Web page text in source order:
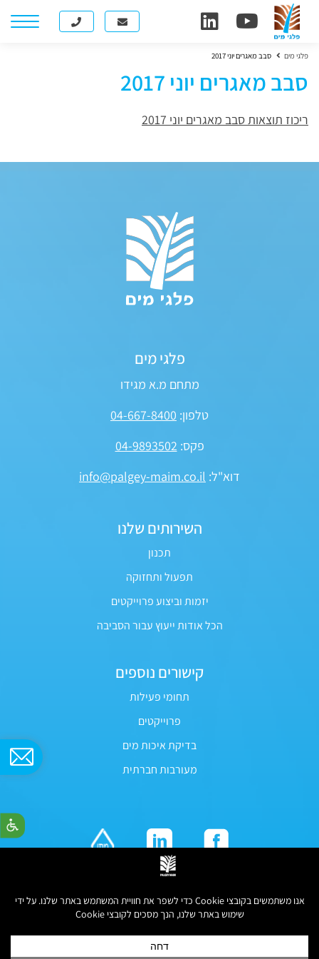
פלגי מים סבב מאגרים יוני 2017
סבב מאגרים יוני 2017
ריכוז תוצאות סבב מאגרים יוני 2017
פלגי מים
מתחם מ.א מגידו
טלפון: 04-667-8400
פקס: 04-9893502
דוא"ל: info@palgey-maim.co.il
השירותים שלנו
תכנון
תפעול ותחזוקה
יזמות וביצוע פרוייקטים
הכל אודות ייעוץ עבור הסביבה
קישורים נוספים
תחומי פעילות
פרוייקטים
בדיקת איכות מים
מעורבות חברתית
כל הזכויות שמורות לפלגי מים © 2026